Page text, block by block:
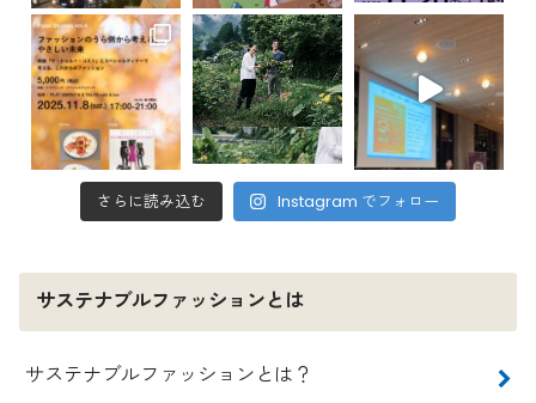
さらに読み込む Instagram でフォロー
サステナブルファッションとは
サステナブルファッションとは？